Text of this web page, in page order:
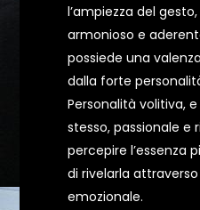
l’ampiezza del
armonioso e
possiede una
dalla forte
Personalità volitiva,
stesso, passionale e
percepire l’essenza
di rivelarla
emozionale.